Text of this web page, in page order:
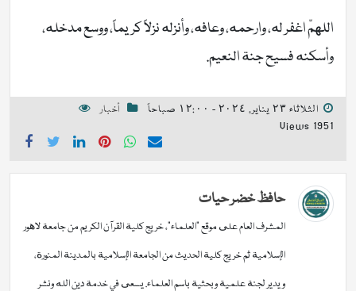
اللهمّ اغفر له، وارحمه، وعافه، وأنزله نزلاً كريماً، ووسع مدخله،
وأسكنه فسيح جنة النعيم.
الثلاثاء ٢٣ يناير, ٢٠٢٤ - ١٢:٠٠ صباحاً
أخبار
1951 Views
حافظ خضر حیات
المشرف العام على موقع "العلماء"، خريج كلية القرآن الكريم من جامعة لاهور
الإسلامية ثم خريج كلية الحديث من الجامعة الإسلامية بالمدينة المنورة،
ويدير لجنة علمية وبحثية باسم العلماء. يسعى في خدمة دين الله ونشر